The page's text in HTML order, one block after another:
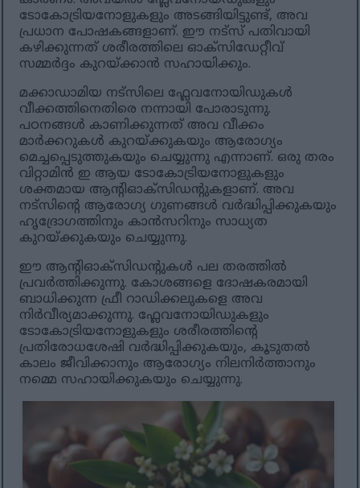
ടോകോട്രിയനോളുകളും അടങ്ങിയിട്ടുണ്ട്, അവ
പ്രധാന പോഷകങ്ങളാണ്. ഈ നട്‌സ് പതിവായി
കഴിക്കുന്നത് ശരീരത്തിലെ ഓക്‌സിഡേറ്റീവ്
സമ്മർദ്ദം കുറയ്ക്കാൻ സഹായിക്കും.
മക്കാഡാമിയ നട്‌സിലെ ഫ്ലേവനോയിഡുകൾ
വീക്കത്തിനെതിരെ നന്നായി പോരാടുന്നു.
പഠനങ്ങൾ കാണിക്കുന്നത് അവ വീക്കം
മാർക്കറുകൾ കുറയ്ക്കുകയും ആരോഗ്യം
മെച്ചപ്പെടുത്തുകയും ചെയ്യുന്നു എന്നാണ്. ഒരു തരം
വിറ്റാമിൻ ഇ ആയ ടോകോട്രിയനോളുകളും
ശക്തമായ ആന്റിഓക്‌സിഡന്റുകളാണ്. അവ
നട്‌സിന്റെ ആരോഗ്യ ഗുണങ്ങൾ വർദ്ധിപ്പിക്കുകയും
ഹൃദ്രോഗത്തിനും കാൻസറിനും സാധ്യത
കുറയ്ക്കുകയും ചെയ്യുന്നു.
ഈ ആന്റിഓക്‌സിഡന്റുകൾ പല തരത്തിൽ
പ്രവർത്തിക്കുന്നു. കോശങ്ങളെ ദോഷകരമായി
ബാധിക്കുന്ന ഫ്രീ റാഡിക്കലുകളെ അവ
നിർവീര്യമാക്കുന്നു. ഫ്ലേവനോയിഡുകളും
ടോകോട്രിയനോളുകളും ശരീരത്തിന്റെ
പ്രതിരോധശേഷി വർദ്ധിപ്പിക്കുകയും, കൂടുതൽ
കാലം ജീവിക്കാനും ആരോഗ്യം നിലനിർത്താനും
നമ്മെ സഹായിക്കുകയും ചെയ്യുന്നു.